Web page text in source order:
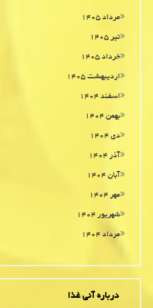
مرداد ۱۴۰۵
تیر ۱۴۰۵
خرداد ۱۴۰۵
اردیبهشت ۱۴۰۵
اسفند ۱۴۰۴
بهمن ۱۴۰۴
دی ۱۴۰۴
آذر ۱۴۰۴
آبان ۱۴۰۴
مهر ۱۴۰۴
شهریور ۱۴۰۴
مرداد ۱۴۰۴
درباره آنی غذا